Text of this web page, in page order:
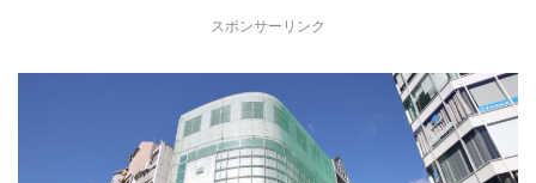
スポンサーリンク